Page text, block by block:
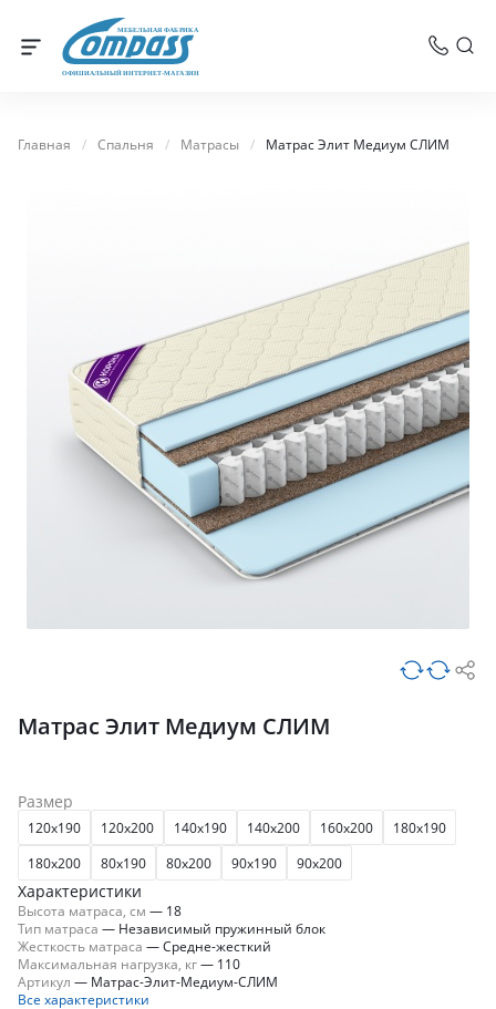
МЕБЕЛЬНАЯ ФАБРИКА
ОФИЦИАЛЬНЫЙ ИНТЕРНЕТ-МАГАЗИН
Главная / Спальня / Матрасы / Матрас Элит Медиум СЛИМ
Матрас Элит Медиум СЛИМ
Размер
120x190 120x200 140x190 140x200 160x200
180x190
180x200
80x190 80x200 90x190 90x200
Характеристики
Высота матраса, см — 18
Тип матраса — Независимый пружинный блок
Жесткость матраса —Средне-жесткий
Максимальная нагрузка, кг— 110
Артикул — Матрас-Элит-Медиум-СЛИМ
Все характеристики